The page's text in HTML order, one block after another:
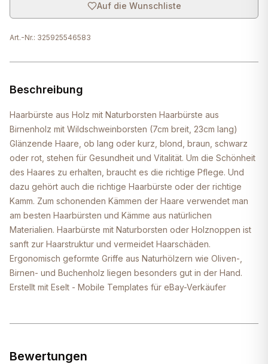
Auf die Wunschliste
Art.-Nr.: 325925546583
Beschreibung
Haarbürste aus Holz mit Naturborsten Haarbürste aus
Birnenholz mit Wildschweinborsten (7cm breit, 23cm lang)
Glänzende Haare, ob lang oder kurz, blond, braun, schwarz
oder rot, stehen für Gesundheit und Vitalität. Um die Schönheit
des Haares zu erhalten, braucht es die richtige Pflege. Und
dazu gehört auch die richtige Haarbürste oder der richtige
Kamm. Zum schonenden Kämmen der Haare verwendet man
am besten Haarbürsten und Kämme aus natürlichen
Materialien. Haarbürste mit Naturborsten oder Holznoppen ist
sanft zur Haarstruktur und vermeidet Haarschäden.
Ergonomisch geformte Griffe aus Naturhölzern wie Oliven-,
Birnen- und Buchenholz liegen besonders gut in der Hand.
Erstellt mit Eselt - Mobile Templates für eBay-Verkäufer
Bewertungen